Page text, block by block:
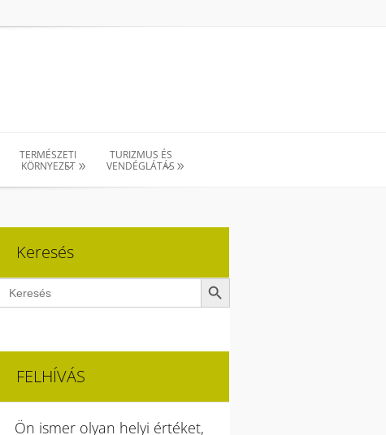
TERMÉSZETI
KÖRNYEZET
TURIZMUS ÉS
VENDÉGLÁTÁS
Keresés
for:
Search Button
FELHÍVÁS
Ön ismer olyan helyi értéket,